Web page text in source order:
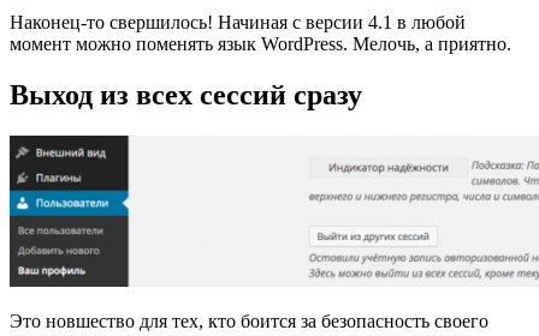
Наконец-то свершилось! Начиная с версии 4.1 в любой
момент можно поменять язык WordPress. Мелочь, а приятно.
Выход из всех сессий сразу
Это новшество для тех, кто боится за безопасность своего